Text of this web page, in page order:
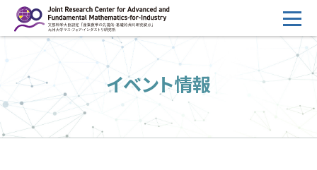
ン
へ
ス
キ
HOME
概要
運営
2026年度公募
イベント情報